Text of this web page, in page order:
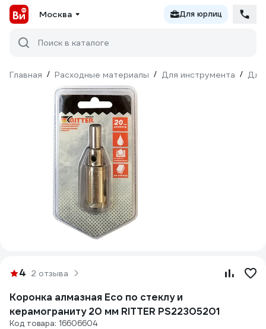
Москва Для юрлиц
Поиск в каталоге
Главная / Расходные материалы / Для инструмента / Для
4 2 отзыва
Коронка алмазная Eco по стеклу и
керамограниту 20 мм RITTER PS22305201
Код товара: 16606604